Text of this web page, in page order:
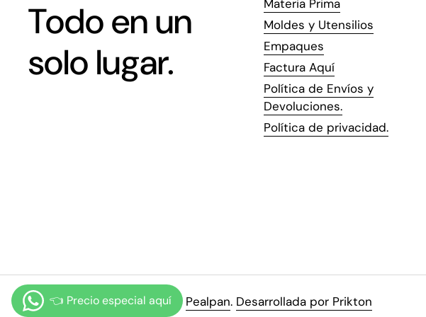
Todo en un
solo lugar.
Materia Prima
Moldes y Utensilios
Empaques
Factura Aquí
Política de Envíos y
Devoluciones.
Política de privacidad.
Derechos de autor © 2026 Pealpan. Desarrollada por Prikton